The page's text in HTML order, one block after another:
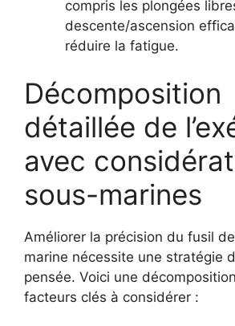
compris les plongées
descente/ascension
réduire la fatigue.
Décomposition
détaillée de
avec
sous-marines
Améliorer la précision du fusil
marine nécessite une stratégie
pensée. Voici une
facteurs clés à considérer :